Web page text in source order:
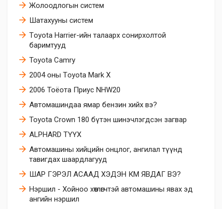
Жолоодлогын систем
Шатахууны систем
Тoyota Harrier-ийн талаарх сонирхолтой
баримтууд
Toyota Camry
2004 оны Тoyota Mark X
2006 Тоёота Приус NHW20
Автомашиндаа ямар бензин хийх вэ?
Toyota Crown 180 бүтэн шинэчлэгдсэн загвар
ALPHARD ТҮҮХ
Автомашины хийцийн онцлог, ангилал түүнд
тавигдах шаардлагууд
ШАР ГЭРЭЛ АСААД ХЭДЭН КМ ЯВДАГ ВЭ?
Нэршил - Хойноо хөтлөгчтэй автомашины явах эд
ангийн нэршил